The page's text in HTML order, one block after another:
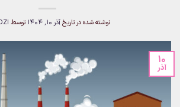
نوشته شده در تاریخآذر 10, 1404 توسط
10
آذر